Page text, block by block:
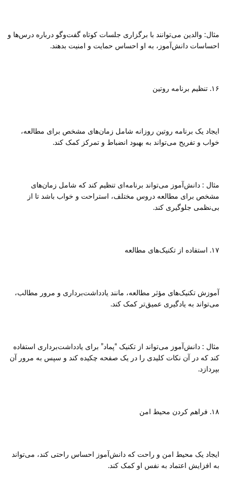
مثال: والدین می‌توانند با برگزاری جلسات کوتاه گفت‌وگو درباره درس‌ها و
احساسات دانش‌آموز، به او احساس حمایت و امنیت بدهند.
۱۶. تنظیم برنامه روتین
ایجاد یک برنامه روتین روزانه شامل زمان‌های مشخص برای مطالعه،
خواب و تفریح می‌تواند به بهبود انضباط و تمرکز کمک کند.
مثال : دانش‌آموز می‌تواند برنامه‌ای تنظیم کند که شامل زمان‌های
مشخص برای مطالعه دروس مختلف، استراحت و خواب باشد تا از
بی‌نظمی جلوگیری کند.
۱۷. استفاده از تکنیک‌های مطالعه
آموزش تکنیک‌های مؤثر مطالعه، مانند یادداشت‌برداری و مرور مطالب،
می‌تواند به یادگیری عمیق‌تر کمک کند.
مثال : دانش‌آموز می‌تواند از تکنیک “پماد” برای یادداشت‌برداری استفاده
کند که در آن نکات کلیدی را در یک صفحه چکیده کند و سپس به مرور آن
بپردازد.
۱۸. فراهم کردن محیط امن
ایجاد یک محیط امن و راحت که دانش‌آموز احساس راحتی کند، می‌تواند
به افزایش اعتماد به نفس او کمک کند.